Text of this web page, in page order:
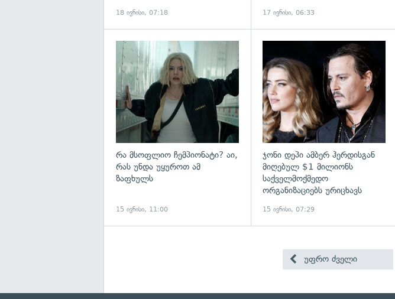
18 ივნისი, 07:18 17 ივნისი, 06:33
რა მსოფლიო ჩემპიონატი? აი,
რას უნდა უყუროთ ამ
ზაფხულს
15 ივნისი, 11:00
ჯონი დეპი ამბერ ჰერდისგან
მიღებულ $1 მილიონს
საქველმოქმედო
ორგანიზაციებს ურიცხავს
15 ივნისი, 07:29
უფრო ძველი